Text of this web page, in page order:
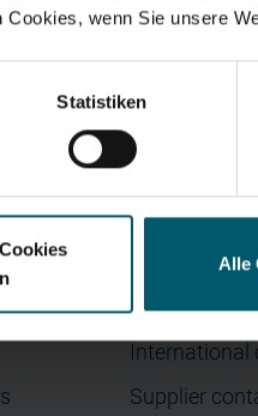
wenn Sie unsere
Statistiken
Alle
Contact
International
Supplier
Corporate Governance